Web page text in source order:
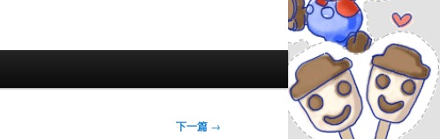
下一篇 →